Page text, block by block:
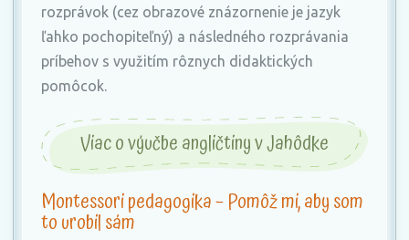
rozprávok (cez obrazové znázornenie je jazyk
ľahko pochopiteľný) a následného rozprávania
príbehov s využitím rôznych didaktických
pomôcok.
Viac o výučbe angličtiny v Jahôdke
Montessori pedagogika – Pomôž mi, aby som
to urobil sám